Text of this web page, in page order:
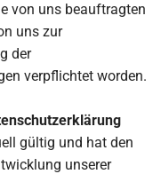
von uns beauftragten
uns zur
der
verpflichtet worden.
gültig und hat den
unserer